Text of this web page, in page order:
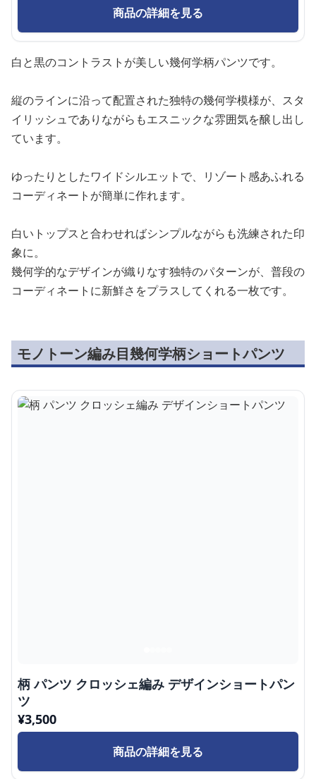
商品の詳細を見る
白と黒のコントラストが美しい幾何学柄パンツです。
縦のラインに沿って配置された独特の幾何学模様が、スタ
イリッシュでありながらもエスニックな雰囲気を醸し出し
ています。
ゆったりとしたワイドシルエットで、リゾート感あふれる
コーディネートが簡単に作れます。
白いトップスと合わせればシンプルながらも洗練された印
象に。
幾何学的なデザインが織りなす独特のパターンが、普段の
コーディネートに新鮮さをプラスしてくれる一枚です。
モノトーン編み目幾何学柄ショートパンツ
柄 パンツ クロッシェ編み デザインショートパン
ツ
¥3,500
商品の詳細を見る